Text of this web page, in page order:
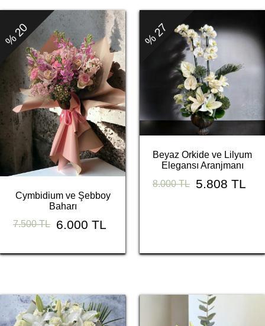
% 20
Cymbidium ve Şebboy
Baharı
7.500 TL
6.000 TL
% 27
Beyaz Orkide ve Lilyum
Elegansı Aranjmanı
8.000 TL
5.808 TL